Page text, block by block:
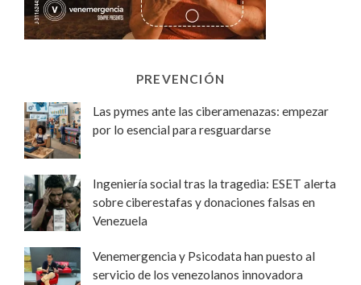
PREVENCIÓN
Las pymes ante las ciberamenazas: empezar
por lo esencial para resguardarse
Ingeniería social tras la tragedia: ESET alerta
sobre ciberestafas y donaciones falsas en
Venezuela
Venemergencia y Psicodata han puesto al
servicio de los venezolanos innovadora